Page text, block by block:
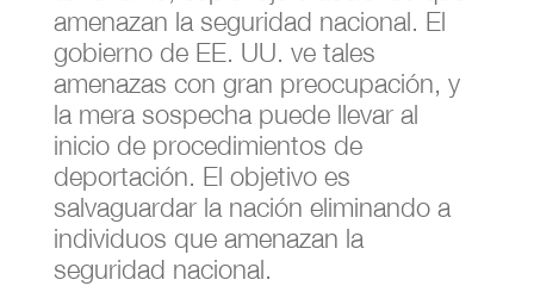
amenazan la seguridad nacional. El
gobierno de EE. UU. ve tales
amenazas con gran preocupación, y
la mera sospecha puede llevar al
inicio de procedimientos de
deportación. El objetivo es
salvaguardar la nación eliminando a
individuos que amenazan la
seguridad nacional.